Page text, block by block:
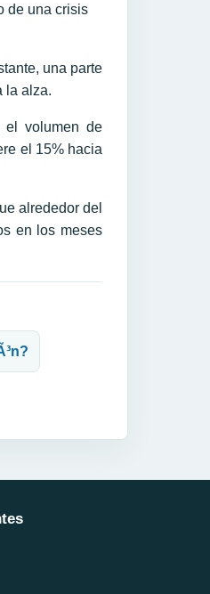
de una crisis
una parte
la alza.
el volumen de
el 15% hacia
alrededor del
en los meses